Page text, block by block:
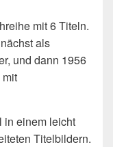
mit 6 Titeln.
als
und dann 1956
in einem leicht
Titelbildern.